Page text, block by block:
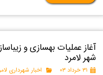
شهر لامرد
۳۱ خرداد ۰۳ اخبار شهرداری